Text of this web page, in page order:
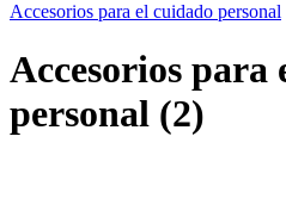
Accesorios para el cuidado personal
Accesorios para
personal (2)